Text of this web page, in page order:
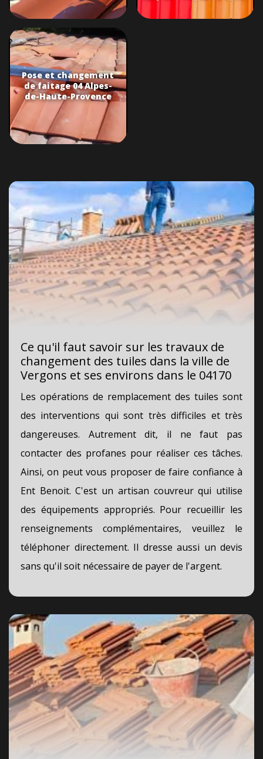
Pose et changement
de faitage 04 Alpes-
de-Haute-Provence
Ce qu'il faut savoir sur les travaux de
changement des tuiles dans la ville de
Vergons et ses environs dans le 04170
Les opérations de remplacement des tuiles sont
des interventions qui sont très difficiles et très
dangereuses. Autrement dit, il ne faut pas
contacter des profanes pour réaliser ces tâches.
Ainsi, on peut vous proposer de faire confiance à
Ent Benoit. C'est un artisan couvreur qui utilise
des équipements appropriés. Pour recueillir les
renseignements complémentaires, veuillez le
téléphoner directement. Il dresse aussi un devis
sans qu'il soit nécessaire de payer de l'argent.